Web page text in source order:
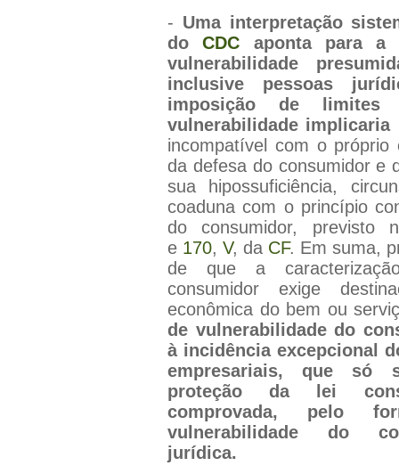
- Uma interpretação
do
CDC
aponta para a
vulnerabilidade
inclusive pessoas
imposição de
vulnerabilidade implicaria
incompatível com o próprio
da defesa do consumidor e
sua hipossuficiência,
coaduna com o princípio
do consumidor, previsto
e 170, V, da CF. Em suma,
de que a
consumidor exige
econômica do bem ou
de vulnerabilidade do
à incidência excepcional
empresariais, que só
proteção da lei
comprovada, pelo
vulnerabilidade do
jurídica.